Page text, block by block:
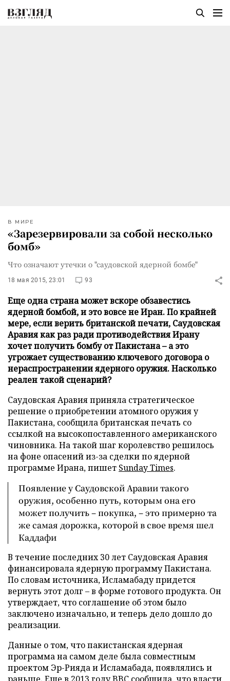
В МИРЕ
«Зарезервировали за собой несколько
бомб»
Что означают утечки о "саудовской ядерной бомбе"
18 мая 2015, 23:01 93
Еще одна страна может вскоре обзавестись
ядерной бомбой, и это вовсе не Иран. По крайней
мере, если верить британской печати, Саудовская
Аравия как раз ради противодействия Ирану
хочет получить бомбу от Пакистана – а это
угрожает существованию ключевого договора о
нераспространении ядерного оружия. Насколько
реален такой сценарий?
Саудовская Аравия приняла стратегическое
решение о приобретении атомного оружия у
Пакистана, сообщила британская печать со
ссылкой на высокопоставленного американского
чиновника. На такой шаг королевство решилось
на фоне опасений из-за сделки по ядерной
программе Ирана, пишет Sunday Times.
Появление у Саудовской Аравии такого
оружия, особенно путь, которым она его
может получить – покупка, – это примерно та
же самая дорожка, которой в свое время шел
Каддафи
В течение последних 30 лет Саудовская Аравия
финансировала ядерную программу Пакистана.
По словам источника, Исламабаду придется
вернуть этот долг – в форме готового продукта. Он
утверждает, что соглашение об этом было
заключено изначально, и теперь дело дошло до
реализации.
Данные о том, что пакистанская ядерная
программа на самом деле была совместным
проектом Эр-Рияда и Исламабада, появлялись и